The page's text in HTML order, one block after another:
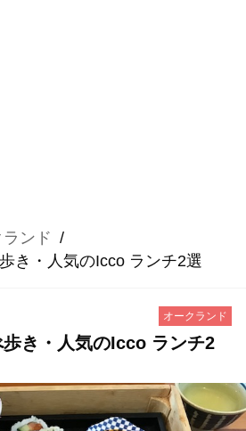
ンド
き・人気のIcco ランチ2選
オークランド
き・人気のIcco ランチ2